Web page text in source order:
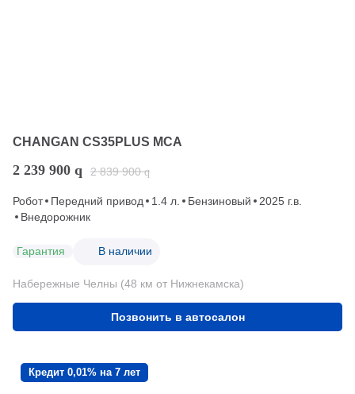
CHANGAN CS35PLUS MCA
2 239 900 q 2 839 900 q
Робот Передний привод 1.4 л. Бензиновый
2025 г.в.
Внедорожник
Гарантия В наличии
Набережные Челны (48 км от Нижнекамска)
Позвонить в автосалон
Кредит 0,01% на 7 лет